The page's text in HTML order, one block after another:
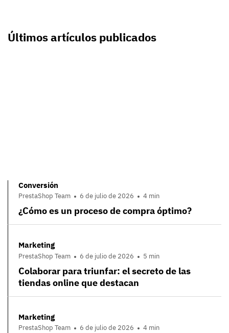
Últimos artículos publicados
Conversión
PrestaShop Team 6 de julio de 2026 4 min
¿Cómo es un proceso de compra óptimo?
Marketing
PrestaShop Team 6 de julio de 2026 5 min
Colaborar para triunfar: el secreto de las
tiendas online que destacan
Marketing
PrestaShop Team 6 de julio de 2026 4 min